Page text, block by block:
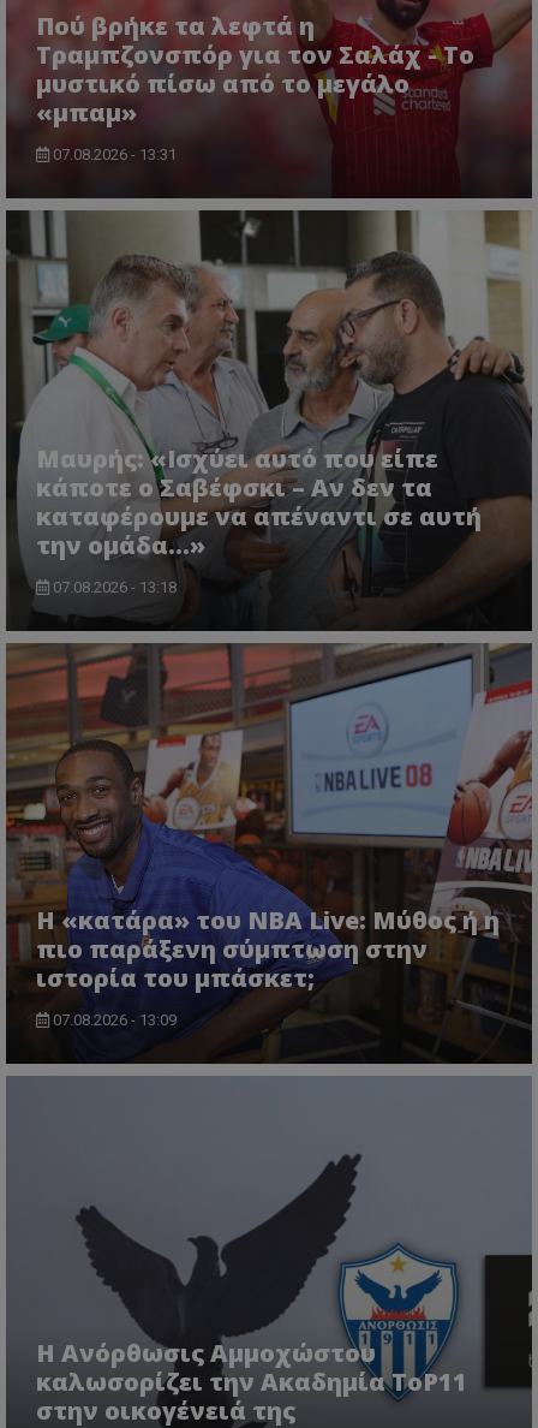
Πού βρήκε τα λεφτά η
Τραμπζονσπόρ για τον Σαλάχ - Το
μυστικό πίσω από το μεγάλο
«μπαμ»
07.08.2026 - 13:31
Μαυρής: «Ισχύει αυτό που είπε
κάποτε ο Σαβέφσκι – Αν δεν τα
καταφέρουμε να απέναντι σε αυτή
την ομάδα…»
07.08.2026 - 13:18
Η «κατάρα» του NBA Live: Μύθος ή η
πιο παράξενη σύμπτωση στην
ιστορία του μπάσκετ;
07.08.2026 - 13:09
Η Ανόρθωσις Αμμοχώστου
καλωσορίζει την Ακαδημία ToP11
στην οικογένειά της